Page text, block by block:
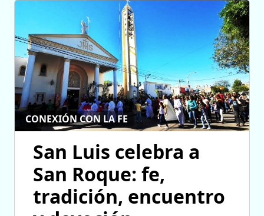
CONEXIÓN CON LA FE
San Luis celebra a
San Roque: fe,
tradición, encuentro